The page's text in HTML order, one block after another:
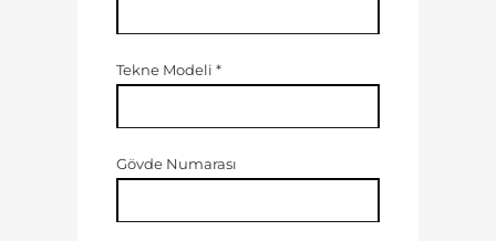
Tekne Modeli *
Gövde Numarası